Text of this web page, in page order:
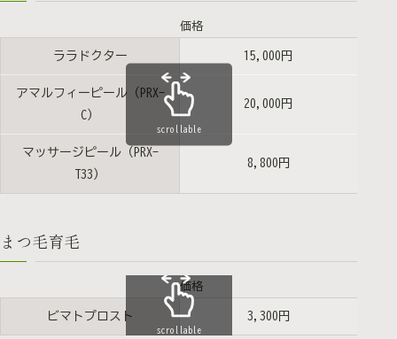
価格
ララドクター 15,000円
アマルフィーピール（PRX-
C）
20,000円
マッサージピール（PRX-
T33）
8,800円
scrollable
まつ毛育毛
価格
ビマトプロスト 3,300円
scrollable